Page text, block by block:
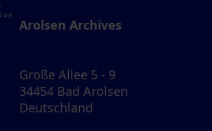
Arolsen Archives
Große Allee 5 - 9
34454 Bad Arolsen
Deutschland